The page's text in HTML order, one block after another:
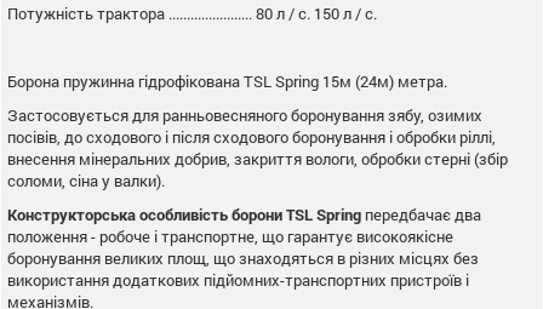
Потужність трактора ....................... 80 л / с. 150 л / с.
Борона пружинна гідрофікована TSL Spring 15м (24м) метра.
Застосовується для ранньовесняного боронування зябу, озимих
посівів, до сходового і після сходового боронування і обробки ріллі,
внесення мінеральних добрив, закриття вологи, обробки стерні (збір
соломи, сіна у валки).
Конструкторська особливість борони TSL Spring передбачає два
положення - робоче і транспортне, що гарантує високоякісне
боронування великих площ, що знаходяться в різних місцях без
використання додаткових підйомних-транспортних пристроїв і
механізмів.